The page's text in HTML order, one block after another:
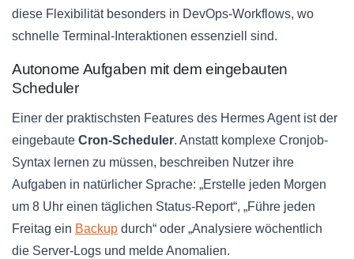
diese Flexibilität besonders in DevOps-Workflows, wo
schnelle Terminal-Interaktionen essenziell sind.
Autonome Aufgaben mit dem eingebauten
Scheduler
Einer der praktischsten Features des Hermes Agent ist der
eingebaute Cron-Scheduler. Anstatt komplexe Cronjob-
Syntax lernen zu müssen, beschreiben Nutzer ihre
Aufgaben in natürlicher Sprache: „Erstelle jeden Morgen
um 8 Uhr einen täglichen Status-Report“, „Führe jeden
Freitag ein Backup durch“ oder „Analysiere wöchentlich
die Server-Logs und melde Anomalien.